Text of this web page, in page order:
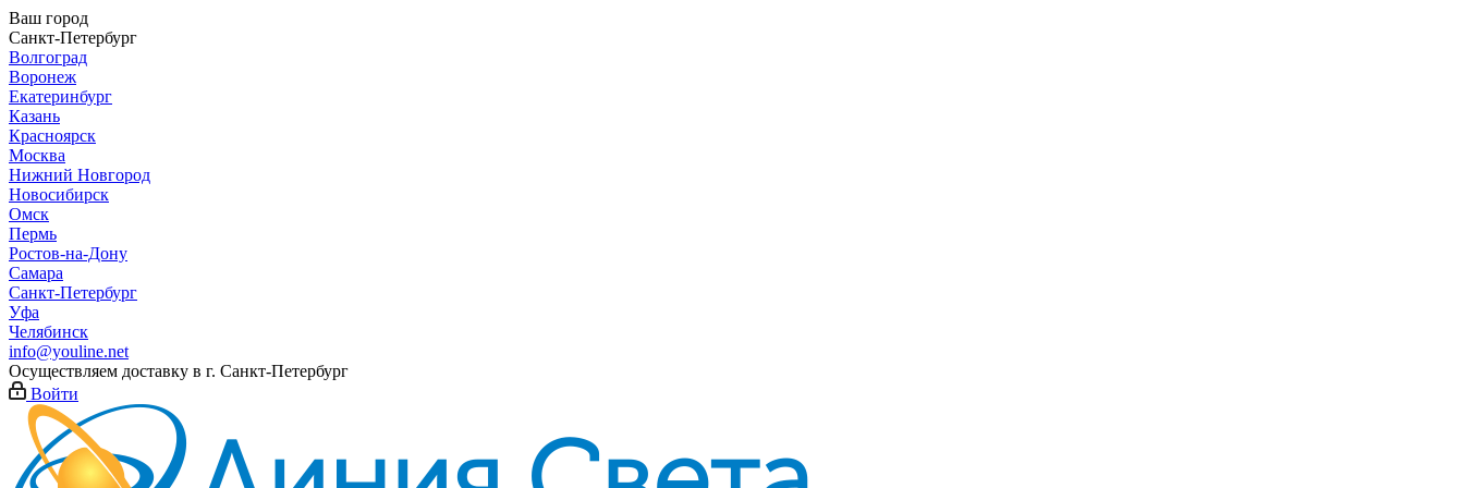
Ваш город
Санкт-Петербург
Волгоград
Воронеж
Екатеринбург
Казань
Красноярск
Москва
Нижний Новгород
Новосибирск
Омск
Пермь
Ростов-на-Дону
Самара
Санкт-Петербург
Уфа
Челябинск
info@youline.net
Осуществляем доставку в г. Санкт-Петербург
Войти